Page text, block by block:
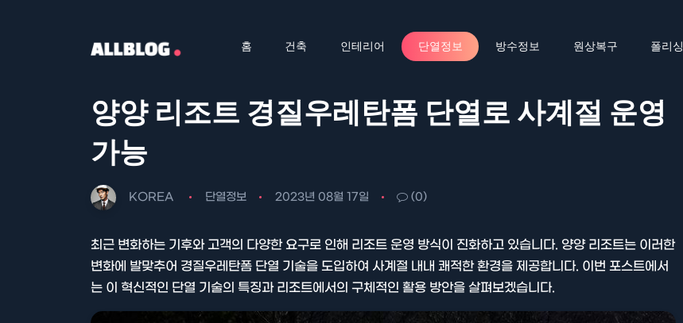
홈 건축 인테리어 단열정보 방수정보 원상복구 폴리싱
양양 리조트 경질우레탄폼 단열로 사계절 운영
가능
KOREA 단열정보 2023년 08월 17일 (0)
최근 변화하는 기후와 고객의 다양한 요구로 인해 리조트 운영 방식이 진화하고 있습니다. 양양 리조트는 이러한
변화에 발맞추어 경질우레탄폼 단열 기술을 도입하여 사계절 내내 쾌적한 환경을 제공합니다. 이번 포스트에서
는 이 혁신적인 단열 기술의 특징과 리조트에서의 구체적인 활용 방안을 살펴보겠습니다.